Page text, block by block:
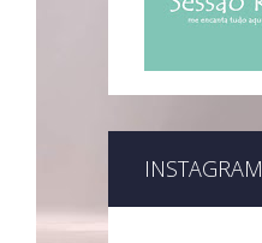
INSTAGRAM